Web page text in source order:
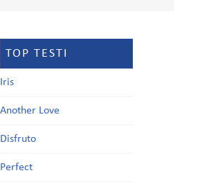
TOP TESTI
Iris
Another Love
Disfruto
Perfect